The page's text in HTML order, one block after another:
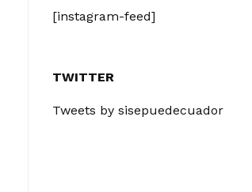
[instagram-feed]
TWITTER
Tweets by sisepuedecuador